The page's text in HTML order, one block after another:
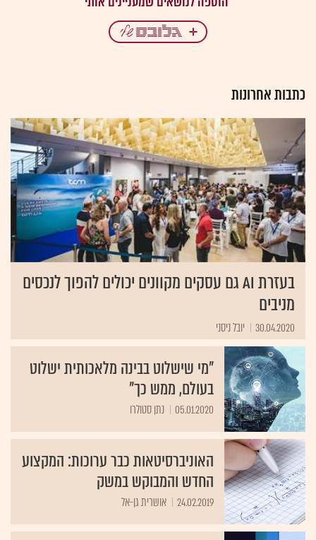
כתבות אחרונות
בעזרת AI גם עסקים מקוונים יכולים להפוך לנכסים
מניבים
30.04.2020 יובל ניסני
"מי שישלוט בבינה מלאכותית ישלוט
בעולם, ממש כך"
05.01.2020 נתן סטולרו
האוניברסיטאות כבר ערוכות: המקצוע
החדש והמבוקש במשק
24.02.2019 אושרית גן-אל